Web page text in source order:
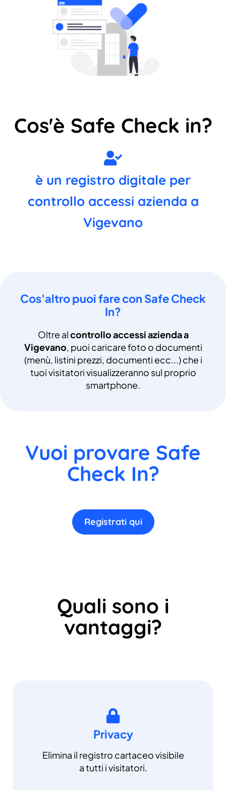
Cos'è Safe Check in?
è un registro digitale per
controllo accessi azienda a
Vigevano
Cos'altro puoi fare con Safe Check
In?
Oltre alcontrollo accessi azienda a
Vigevano, puoi caricare foto o documenti
(menù, listini prezzi, documenti ecc...) che i
tuoi visitatori visualizzeranno sul proprio
smartphone.
Vuoi provare Safe
Check In?
Registrati qui
Quali sono i
vantaggi?
Privacy
Elimina il registro cartaceo visibile
a tutti i visitatori.